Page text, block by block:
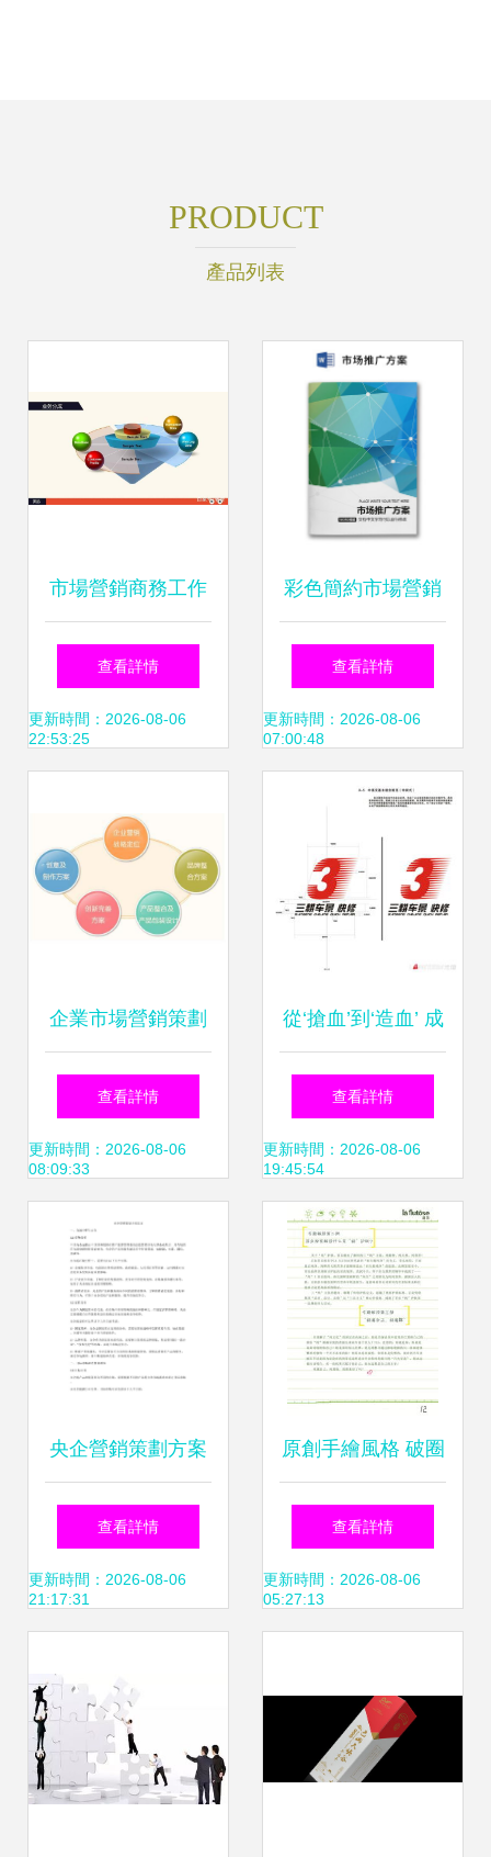
PRODUCT
產品列表
市場營銷商務工作
報告PPT模板 專業
營銷策劃工作PPT
查看詳情
更新時間：2026-08-06
22:53:25
彩色簡約市場營銷
策劃方案活動策劃
報告
查看詳情
更新時間：2026-08-06
07:00:48
企業市場營銷策劃
全流程指南 從策略
落地到實戰技巧
查看詳情
更新時間：2026-08-06
08:09:33
從‘搶血’到‘造血’ 成
都策劃機構命名與
農品牌崛起的三層
邏輯
查看詳情
更新時間：2026-08-06
19:45:54
央企營銷策劃方案
范文.docx - 人人文
庫
查看詳情
更新時間：2026-08-06
21:17:31
原創手繪風格 破圈
營銷策劃案榮膺學
院獎國家級優秀獎
查看詳情
更新時間：2026-08-06
05:27:13